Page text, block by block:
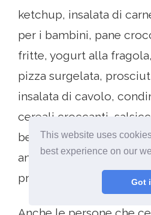
This website uses
best experience on our
Got
ketchup, insalata di
per i bambini, pane
fritte, yogurt alla
pizza surgelata,
insalata di cavolo,
cereali croccanti,
bevande analcoliche,
anche propagandato
prodotti lattiero-caseari